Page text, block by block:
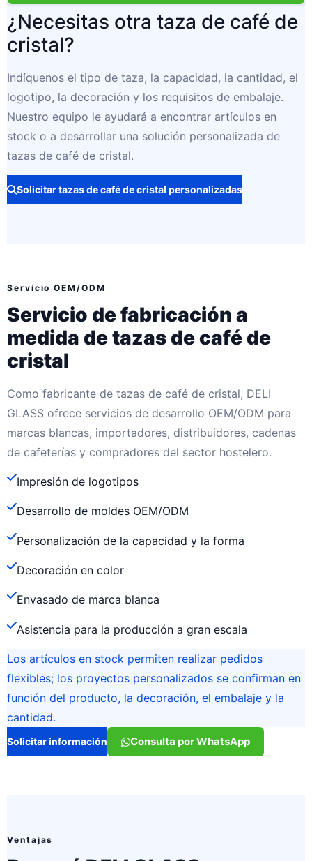
¿Necesitas otra taza de café de
cristal?
Indíquenos el tipo de taza, la capacidad, la cantidad, el
logotipo, la decoración y los requisitos de embalaje.
Nuestro equipo le ayudará a encontrar artículos en
stock o a desarrollar una solución personalizada de
tazas de café de cristal.
Solicitar tazas de café de cristal personalizadas
Servicio OEM/ODM
Servicio de fabricación a
medida de tazas de café de
cristal
Como fabricante de tazas de café de cristal, DELI
GLASS ofrece servicios de desarrollo OEM/ODM para
marcas blancas, importadores, distribuidores, cadenas
de cafeterías y compradores del sector hostelero.
Impresión de logotipos
Desarrollo de moldes OEM/ODM
Personalización de la capacidad y la forma
Decoración en color
Envasado de marca blanca
Asistencia para la producción a gran escala
Los artículos en stock permiten realizar pedidos
flexibles; los proyectos personalizados se confirman en
función del producto, la decoración, el embalaje y la
cantidad.
Solicitar información Consulta por WhatsApp
Ventajas